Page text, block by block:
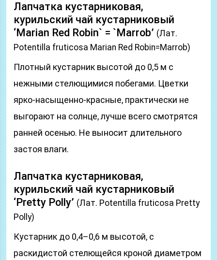
Лапчатка кустарниковая,
курильский чай кустарниковый
‘Marian Red Robin` = `Marrob’ (Лат.
Potentilla fruticosa Marian Red Robin=Marrob)
Плотный кустарник высотой до 0,5 м с
нежными стелющимися побегами. Цветки
ярко-насыщенно-красные, практически не
выгорают на солнце, лучше всего смотрятся
ранней осенью. Не выносит длительного
застоя влаги.
Лапчатка кустарниковая,
курильский чай кустарниковый
‘Pretty Polly’ (Лат. Potentilla fruticosa Pretty
Polly)
Кустарник до 0,4–0,6 м высотой, с
раскидистой стелющейся кроной диаметром